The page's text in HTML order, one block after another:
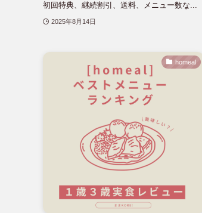
初回特典、継続割引、送料、メニュー数な...
2025年8月14日
homeal